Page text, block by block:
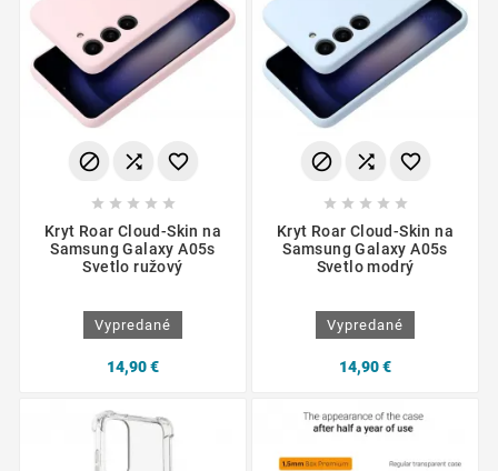
  
    
Kryt Roar Cloud-Skin na
Samsung Galaxy A05s
Svetlo ružový
Vypredané
14,90 €
  
    
Kryt Roar Cloud-Skin na
Samsung Galaxy A05s
Svetlo modrý
Vypredané
14,90 €